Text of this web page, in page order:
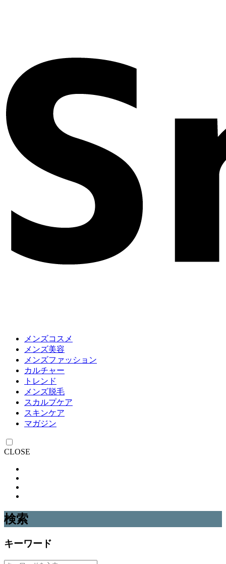
メンズコスメ
メンズ美容
メンズファッション
カルチャー
トレンド
メンズ脱毛
スカルプケア
スキンケア
マガジン
CLOSE
検索
キーワード